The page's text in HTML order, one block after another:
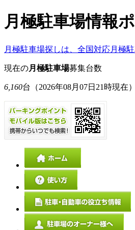
月極駐車場情報
月極駐車場探しは、全国対応月極
現在の月極駐車場募集台数
6,160台 （2026年08月07日21時現在）